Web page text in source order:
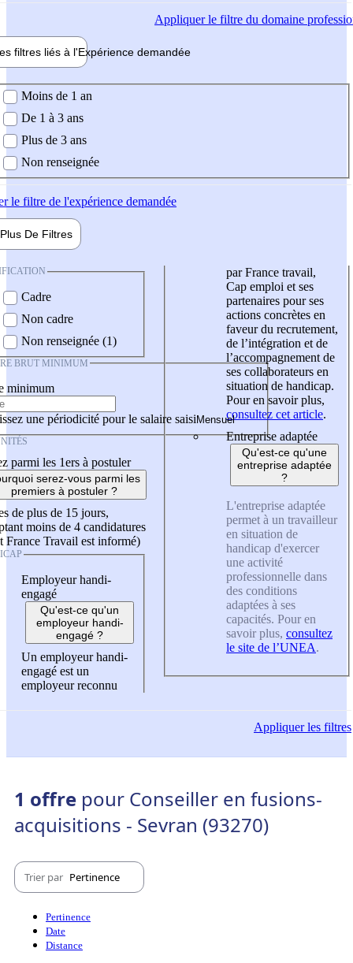
Appliquerle filtre du domaine
filtres liés à l'Expérience demandée
demandée
Moins de 1 an
De 1 à 3 ans
Plus de 3 ans
Non renseignée
le filtre de l'expérience demandée
Plus De Filtres
Cadre
Non cadre
Non renseignée (1)
BRUT MINIMUM
minimum
une périodicité pour le salaire saisi
parmi les 1ers à postuler
serez-vous parmi les
premiers à postuler ?
de plus de 15 jours,
moins de 4 candidatures
France Travail est informé)
Employeur handi-
engagé
Qu'est-ce qu'un
employeur handi-
engagé ?
Un employeur handi-
engagé est un
employeur reconnu
par France travail,
Cap emploi et ses
partenaires pour ses
actions concrètes en
faveur du recrutement,
de l’intégration et de
l’accompagnement de
ses collaborateurs en
situation de handicap.
Pour en savoir plus,
consultez cet article.
Entreprise adaptée
Qu'est-ce qu'une
entreprise adaptée
?
L'entreprise adaptée
permet à un travailleur
en situation de
handicap d'exercer
une activité
professionnelle dans
des conditions
adaptées à ses
capacités. Pour en
savoir plus, consultez
le site de l’UNEA.
Appliquerles filtres
1 offre pour Conseiller en fusions-
acquisitions - Sevran (93270)
Trier par Pertinence
Pertinence
Date
Distance